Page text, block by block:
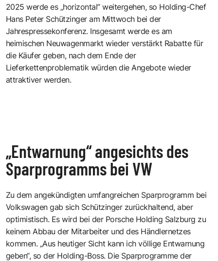
2025 werde es „horizontal“ weitergehen, so Holding-Chef
Hans Peter Schützinger am Mittwoch bei der
Jahrespressekonferenz. Insgesamt werde es am
heimischen Neuwagenmarkt wieder verstärkt Rabatte für
die Käufer geben, nach dem Ende der
Lieferkettenproblematik würden die Angebote wieder
attraktiver werden.
„Entwarnung“ angesichts des
Sparprogramms bei VW
Zu dem angekündigten umfangreichen Sparprogramm bei
Volkswagen gab sich Schützinger zurückhaltend, aber
optimistisch. Es wird bei der Porsche Holding Salzburg zu
keinem Abbau der Mitarbeiter und des Händlernetzes
kommen. „Aus heutiger Sicht kann ich völlige Entwarnung
geben“, so der Holding-Boss. Die Sparprogramme der